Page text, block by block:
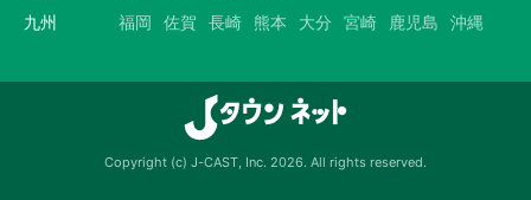
九州
福岡 佐賀 長崎 熊本 大分 宮崎 鹿児島 沖縄
Copyright (c) J-CAST, Inc. 2026. All rights reserved.